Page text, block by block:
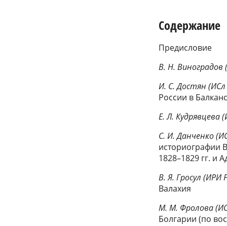
Содержание
Предисловие
В. Н.
И. С. Достян
России в
Е. Л. Кудрявцева
С. И. Данченко
историографии
1828–1829 гг. и
В. Я. Гросул (ИРИ
Валахия
М. М. Фролова
Болгарии (по